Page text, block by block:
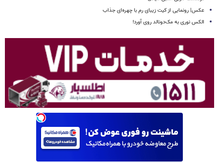
عکس| رونمایی از کیت زیبای رم با چهره‌ای جذاب
الکس نوری به مک‌دونالد روی آورد!